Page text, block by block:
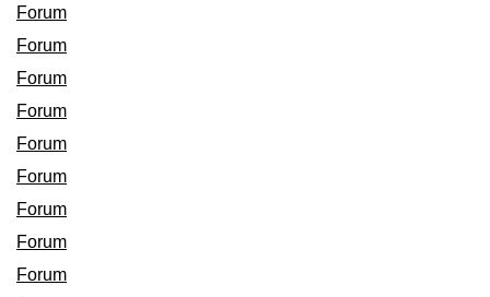
Forum
Forum
Forum
Forum
Forum
Forum
Forum
Forum
Forum